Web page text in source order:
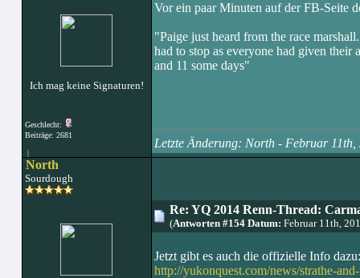
Ich mag keine Signaturen!
Geschlecht:
Beiträge: 2681
|
Vor ein paar Minuten auf der FB-Seite
"Paige just heard from the race
had to stop as everyone had given
and 11 some days"
Letzte Änderung: North - Februar
North
Sourdough
Re: YQ 2014 Renn-Thread:
(Antworten #154 Datum: Februar 11th,
Jetzt gibt es auch die offizielle Info dazu:
http://yukonquest.com/news/strathe-